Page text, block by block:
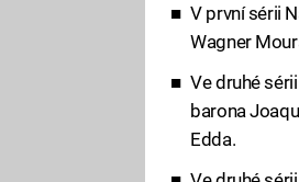
V první sérii
Wagner
Ve druhé
barona
Edda.